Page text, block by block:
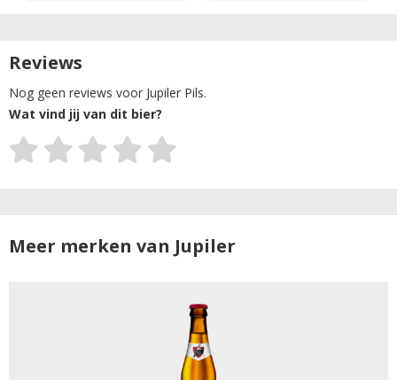
Reviews
Nog geen reviews voor Jupiler Pils.
Wat vind jij van dit bier?
Meer merken van Jupiler